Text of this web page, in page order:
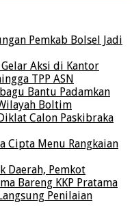
Pemkab Bolsel Jadi
Aksi di Kantor
TPP ASN
Bantu Padamkan
Boltim
Calon Paskibraka
Cipta Menu Rangkaian
Daerah, Pemkot
Bareng KKP Pratama
Penilaian